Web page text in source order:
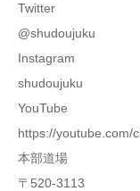
Twitter
@shudoujuku
Instagram
shudoujuku
YouTube
https://youtube.com/
本部道場
〒520-3113